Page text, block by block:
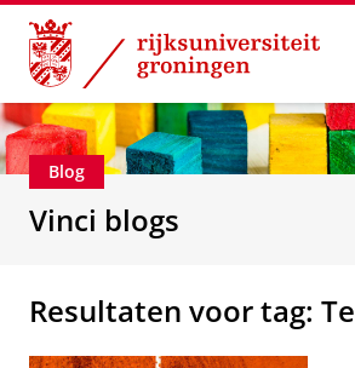
Skip
Content
Skip
Navigation
Department of
Blog
Vinci blogs
Resultaten voor tag: